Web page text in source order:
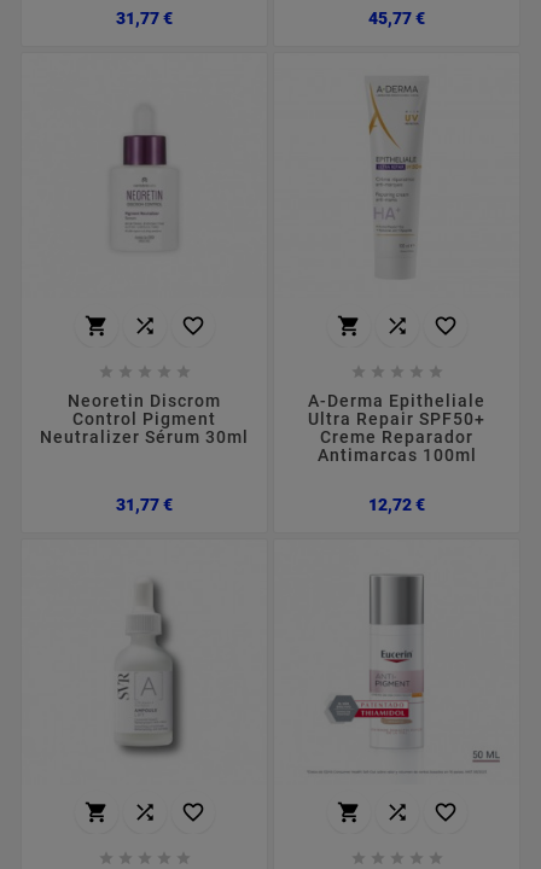
31,77 €Preço
45,77 €Preço
  
    
Neoretin Discrom
Control Pigment
Neutralizer Sérum 30ml
31,77 €Preço
  
    
A-Derma Epitheliale
Ultra Repair SPF50+
Creme Reparador
Antimarcas 100ml
12,72 €Preço
  
    
  
    